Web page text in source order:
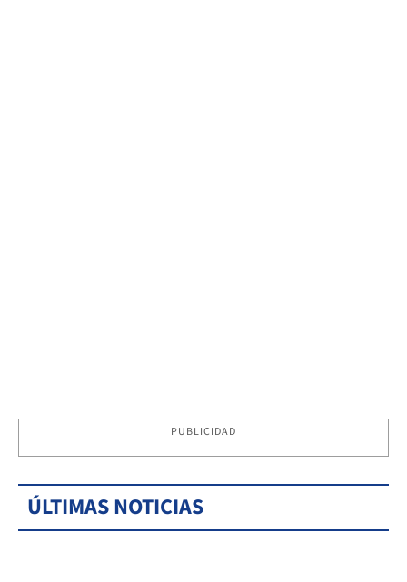
PUBLICIDAD
ÚLTIMAS NOTICIAS